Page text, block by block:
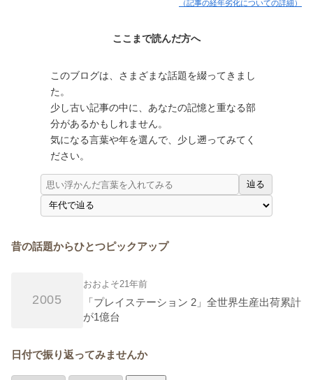
（記事の経年劣化についての詳細）
ここまで読んだ方へ
このブログは、さまざまな話題を綴ってきまし
た。
少し古い記事の中に、あなたの記憶と重なる部
分があるかもしれません。
気になる言葉や年を選んで、少し遡ってみてく
ださい。
辿る
昔の話題からひとつピックアップ
2005
おおよそ21年前
「プレイステーション 2」全世界生産出荷累計
が1億台
日付で振り返ってみませんか